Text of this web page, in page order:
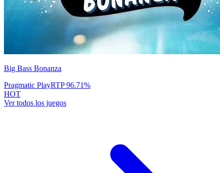
Big Bass Bonanza
Pragmatic PlayRTP96.71%
HOT
Ver todos los juegos